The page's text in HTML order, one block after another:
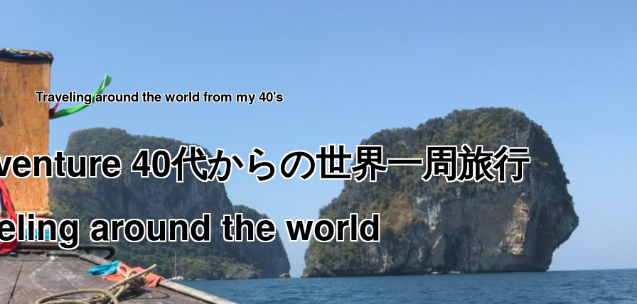
Traveling around the world from my 40's
40代からの世界一周旅行
around the world